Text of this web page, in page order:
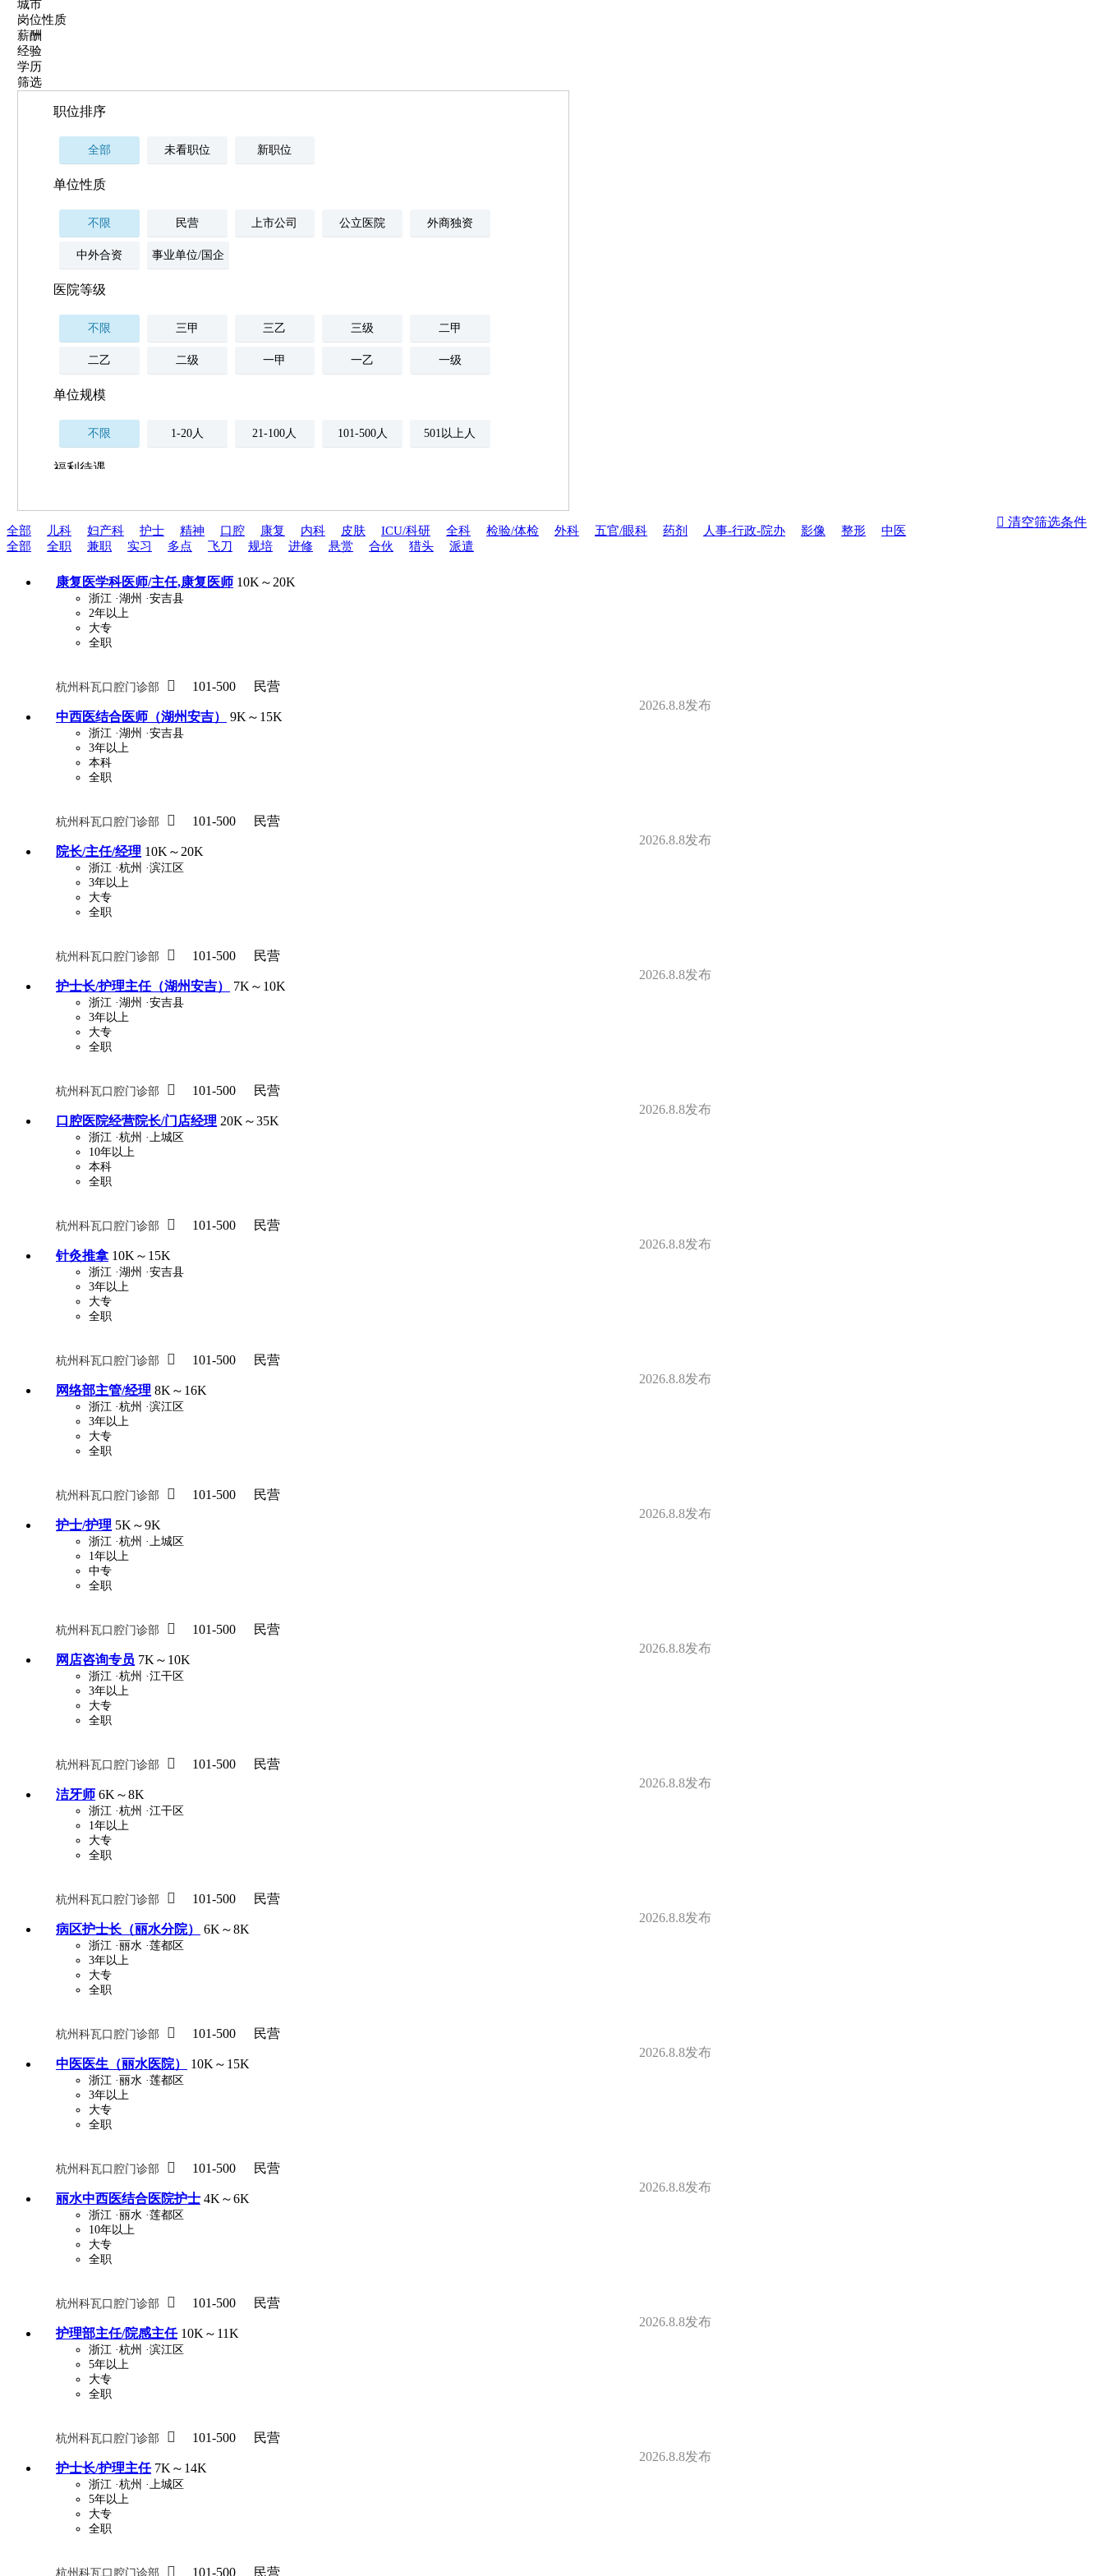
城市
岗位性质
薪酬
经验
学历
筛选
职位排序
全部 未看职位 新职位
单位性质
不限 民营 上市公司 公立医院 外商独资
中外合资 事业单位/国企
医院等级
不限 三甲 三乙 三级 二甲
二乙 二级 一甲 一乙 一级
单位规模
不限 1-20人 21-100人 101-500人 501以上人
福利待遇
薪资与社保
全勤奖 加班补助
法定节假日三薪
安排进修 科研启动金
关怀与福利
定期团建
解决户口 事业编制
员工旅游
 清空筛选条件
全部 儿科 妇产科 护士 精神 口腔 康复 内科 皮肤 ICU/科研 全科 检验/体检 外科 五官/眼科 药剂 人事-行政-院办 影像 整形
中医
全部
全职 兼职 实习 多点 飞刀 规培 进修 悬赏 合伙 猎头 派遣
康复医学科医师/主任,康复医师 10K～20K
浙江 ·湖州 ·安吉县
2年以上
大专
全职
杭州科瓦口腔门诊部  101-500
民营
2026.8.8发布
中西医结合医师（湖州安吉）
9K～15K
浙江 ·湖州 ·安吉县
3年以上
本科
全职
杭州科瓦口腔门诊部  101-500
民营
2026.8.8发布
院长/主任/经理 10K～20K
浙江 ·杭州 ·滨江区
3年以上
大专
全职
杭州科瓦口腔门诊部  101-500
民营
2026.8.8发布
护士长/护理主任（湖州安吉）
7K～10K
浙江 ·湖州 ·安吉县
3年以上
大专
全职
杭州科瓦口腔门诊部  101-500
民营
2026.8.8发布
口腔医院经营院长/门店经理 20K～35K
浙江 ·杭州 ·上城区
10年以上
本科
全职
杭州科瓦口腔门诊部  101-500
民营
2026.8.8发布
针灸推拿 10K～15K
浙江 ·湖州 ·安吉县
3年以上
大专
全职
杭州科瓦口腔门诊部  101-500
民营
2026.8.8发布
网络部主管/经理 8K～16K
浙江 ·杭州 ·滨江区
3年以上
大专
全职
杭州科瓦口腔门诊部  101-500
民营
2026.8.8发布
护士/护理 5K～9K
浙江 ·杭州 ·上城区
1年以上
中专
全职
杭州科瓦口腔门诊部  101-500
民营
2026.8.8发布
网店咨询专员 7K～10K
浙江 ·杭州 ·江干区
3年以上
大专
全职
杭州科瓦口腔门诊部  101-500
民营
2026.8.8发布
洁牙师 6K～8K
浙江 ·杭州 ·江干区
1年以上
大专
全职
杭州科瓦口腔门诊部  101-500
民营
2026.8.8发布
病区护士长（丽水分院）
6K～8K
浙江 ·丽水 ·莲都区
3年以上
大专
全职
杭州科瓦口腔门诊部  101-500
民营
2026.8.8发布
中医医生（丽水医院）
10K～15K
浙江 ·丽水 ·莲都区
3年以上
大专
全职
杭州科瓦口腔门诊部  101-500
民营
2026.8.8发布
丽水中西医结合医院护士 4K～6K
浙江 ·丽水 ·莲都区
10年以上
大专
全职
杭州科瓦口腔门诊部  101-500
民营
2026.8.8发布
护理部主任/院感主任 10K～11K
浙江 ·杭州 ·滨江区
5年以上
大专
全职
杭州科瓦口腔门诊部  101-500
民营
2026.8.8发布
护士长/护理主任 7K～14K
浙江 ·杭州 ·上城区
5年以上
大专
全职
杭州科瓦口腔门诊部  101-500 民营